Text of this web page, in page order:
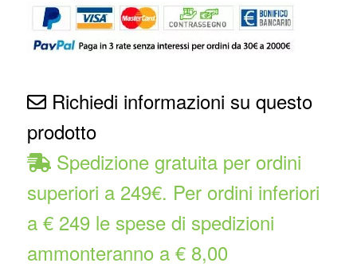
Richiedi informazioni su questo
prodotto
Spedizione gratuita per ordini
superiori a 249€. Per ordini inferiori
a € 249 le spese di spedizioni
ammonteranno a € 8,00